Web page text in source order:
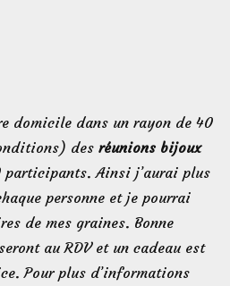
domicile dans un rayon de 40
des réunions bijoux
participants. Ainsi j’aurai plus
personne et je pourrai
de mes graines. Bonne
au RDV et un cadeau est
Pour plus d’informations